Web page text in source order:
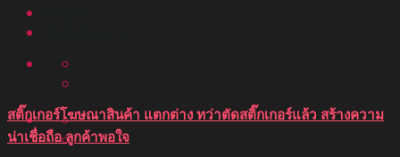
สติ๊กเกอร์โฆษณาสินค้า แตกต่าง ทว่าตัดสติ๊กเกอร์แล้ว สร้างความ
น่าเชื่อถือ ลูกค้าพอใจ